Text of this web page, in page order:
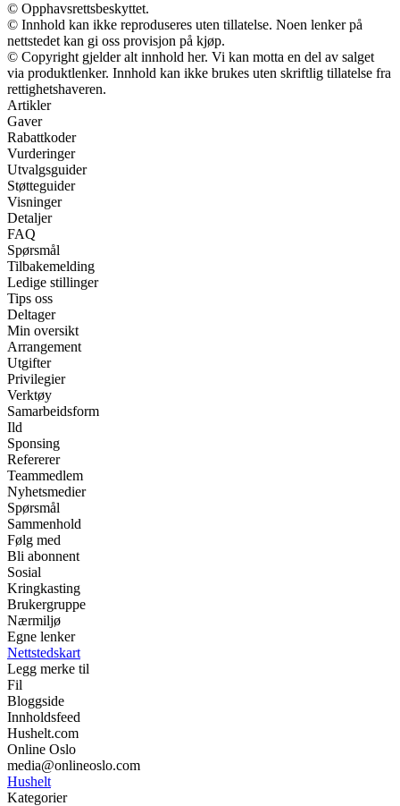
© Opphavsrettsbeskyttet.
© Innhold kan ikke reproduseres uten tillatelse. Noen lenker på
nettstedet kan gi oss provisjon på kjøp.
© Copyright gjelder alt innhold her. Vi kan motta en del av salget
via produktlenker. Innhold kan ikke brukes uten skriftlig tillatelse fra
rettighetshaveren.
Artikler
Gaver
Rabattkoder
Vurderinger
Utvalgsguider
Støtteguider
Visninger
Detaljer
FAQ
Spørsmål
Tilbakemelding
Ledige stillinger
Tips oss
Deltager
Min oversikt
Arrangement
Utgifter
Privilegier
Verktøy
Samarbeidsform
Ild
Sponsing
Refererer
Teammedlem
Nyhetsmedier
Spørsmål
Sammenhold
Følg med
Bli abonnent
Sosial
Kringkasting
Brukergruppe
Nærmiljø
Egne lenker
Nettstedskart
Legg merke til
Fil
Bloggside
Innholdsfeed
Hushelt.com
Online Oslo
media@onlineoslo.com
Hushelt
Kategorier